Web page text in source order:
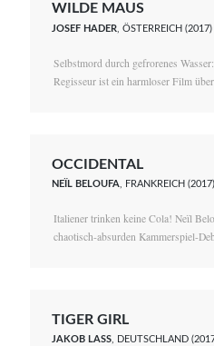
WILDE MAUS
JOSEF HADER , ÖSTERREICH (2017)
Selbstmord durch gefrorenes
Regisseur ist ein harmloser Film
OCCIDENTAL
NEÏL BELOUFA , FRANKREICH (2017)
Italiener trinken keine Cola! Neïl
chaotisch-absurden Kammerspiel-
TIGER GIRL
JAKOB LASS, DEUTSCHLAND